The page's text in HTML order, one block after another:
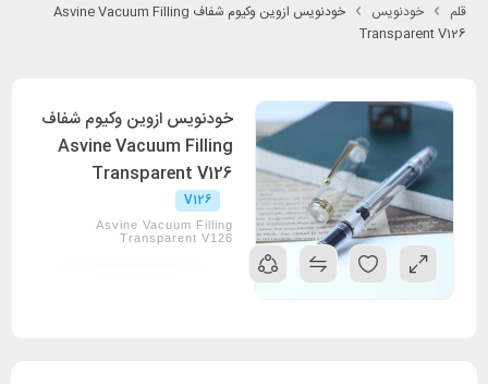
قلم خودنویس
خودنویس ازوین وکیوم شفاف Asvine Vacuum Filling
Transparent V126
خودنویس ازوین وکیوم شفاف
Asvine Vacuum Filling
Transparent V126
V126
Asvine Vacuum Filling
Transparent V126